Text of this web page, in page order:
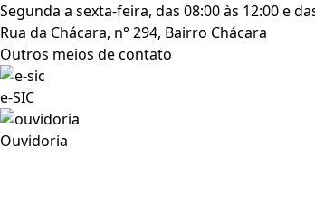
Segunda a sexta-feira, das 08:00 às 12:00 e
Rua da Chácara, n° 294, Bairro Chácara
Outros meios de contato
e-SIC
Ouvidoria